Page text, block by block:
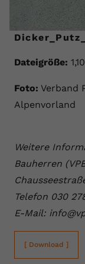
Dateigröße:
Foto: Verband
Alpenvorland
Weitere
Bauherren
Telefon 030
E-Mail:
[ Download ]
Anbieter
Laufzeit
Laufzeit